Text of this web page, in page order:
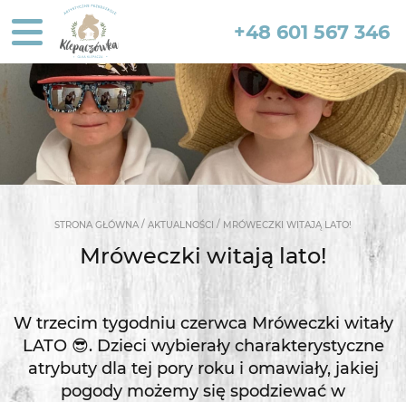
+48 601 567 346
STRONA GŁÓWNA / AKTUALNOŚCI / MRÓWECZKI WITAJĄ LATO!
Mróweczki witają lato!
W trzecim tygodniu czerwca Mróweczki witały
LATO 😎. Dzieci wybierały charakterystyczne
atrybuty dla tej pory roku i omawiały, jakiej
pogody możemy się spodziewać w